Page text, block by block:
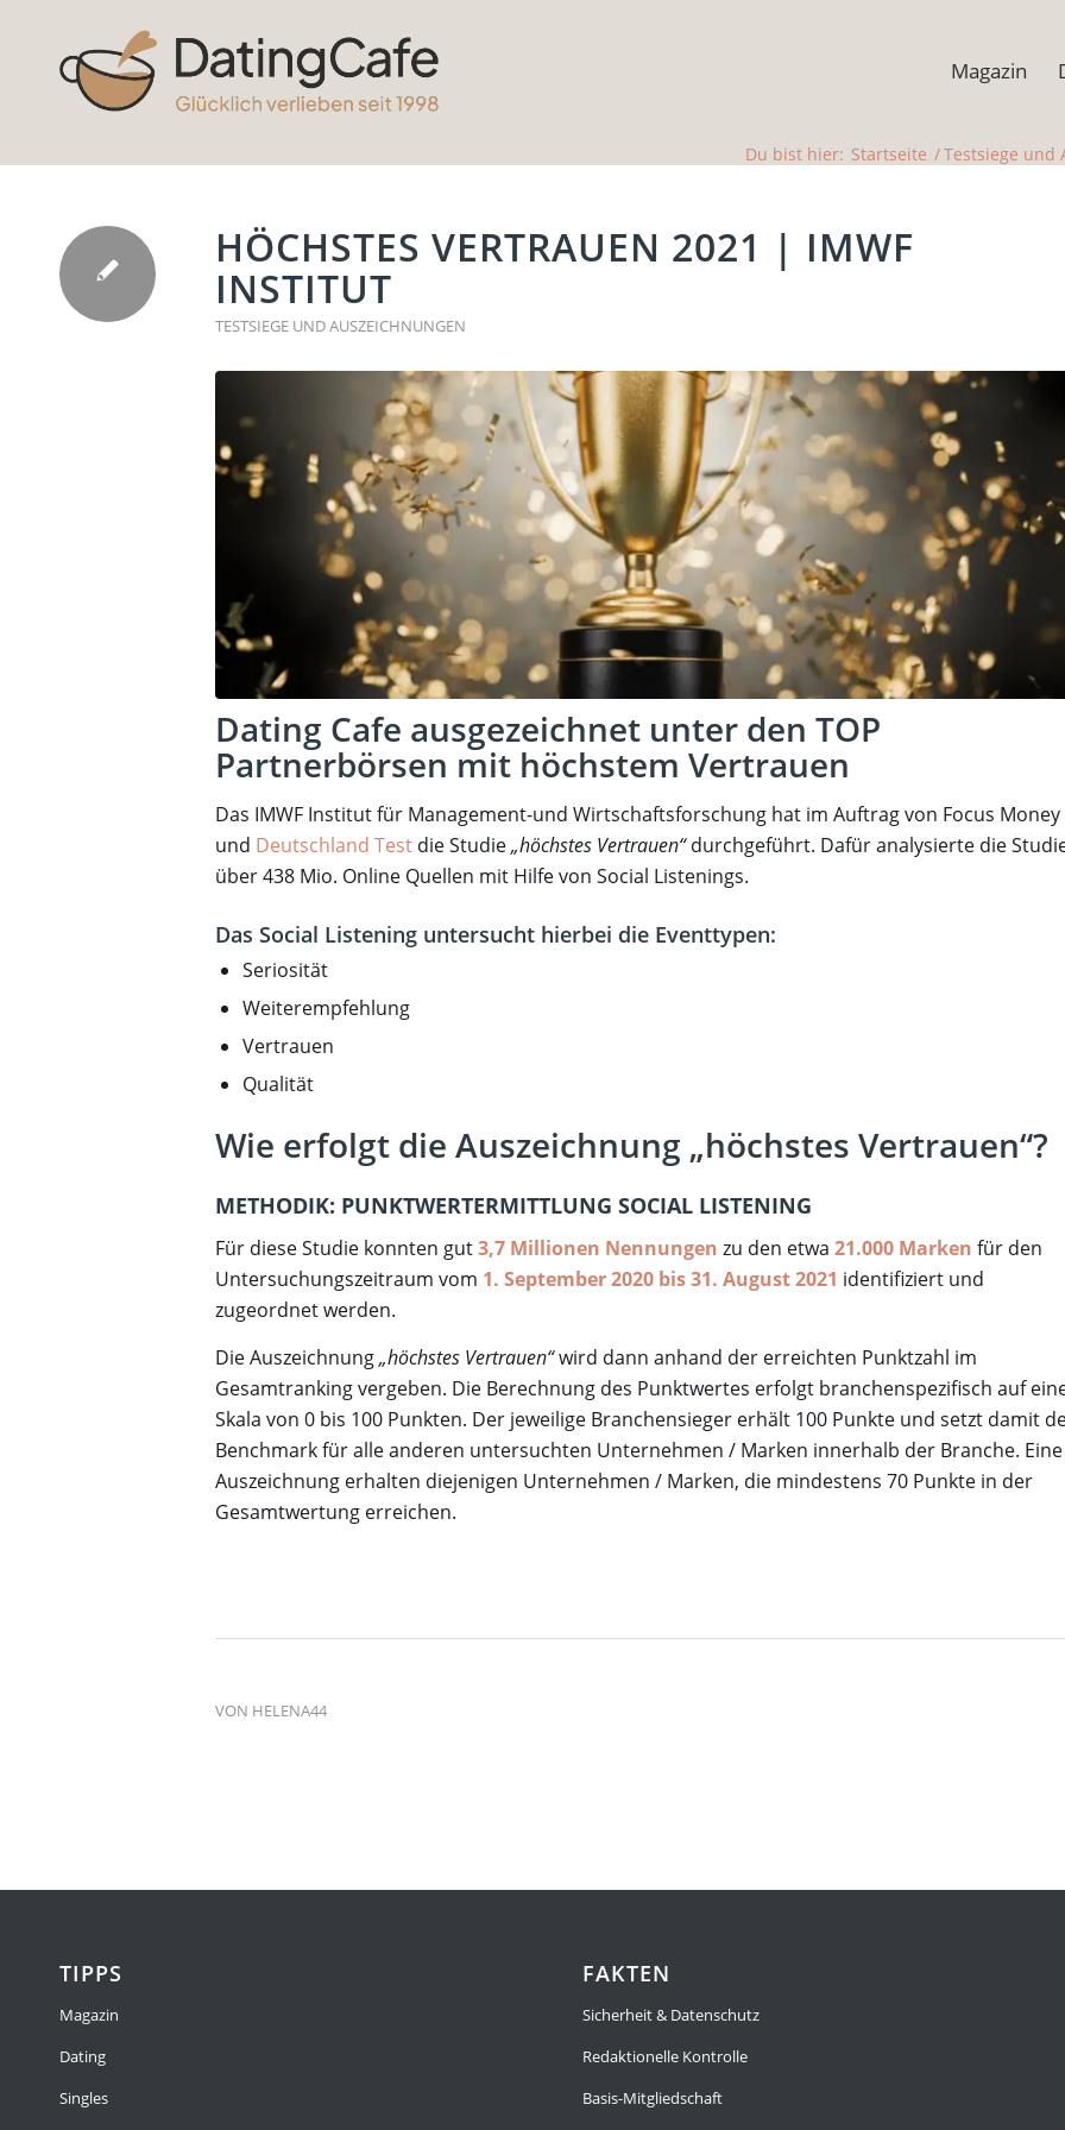
Magazin
Du bist hier: Startseite /Testsiege und
HÖCHSTES VERTRAUEN 2021 | IMWF
INSTITUT
TESTSIEGE UND AUSZEICHNUNGEN
Dating Cafe ausgezeichnet unter den TOP
Partnerbörsen mit höchstem Vertrauen
Das IMWF Institut für Management-und Wirtschaftsforschung hat im Auftrag von Focus Money
und Deutschland Test die Studie„höchstes Vertrauen“durchgeführt. Dafür analysierte die
über 438 Mio. Online Quellen mit Hilfe von Social Listenings.
Das Social Listening untersucht hierbei die Eventtypen:
Seriosität
Weiterempfehlung
Vertrauen
Qualität
Wie erfolgt die Auszeichnung „höchstes Vertrauen“?
METHODIK: PUNKTWERTERMITTLUNG SOCIAL LISTENING
Für diese Studie konnten gut3,7 Millionen Nennungen zu den etwa 21.000 Marken für den
Untersuchungszeitraum vom 1. September 2020 bis 31. August 2021 identifiziert und
zugeordnet werden.
Die Auszeichnung„höchstes Vertrauen“wird dann anhand der erreichten Punktzahl im
Gesamtranking vergeben. Die Berechnung des Punktwertes erfolgt branchenspezifisch auf
Skala von 0 bis 100 Punkten. Der jeweilige Branchensieger erhält 100 Punkte und setzt damit
Benchmark für alle anderen untersuchten Unternehmen / Marken innerhalb der Branche. Eine
Auszeichnung erhalten diejenigen Unternehmen / Marken, die mindestens 70 Punkte in der
Gesamtwertung erreichen.
VON HELENA44
TIPPS
Magazin
Dating
Singles
FAKTEN
Sicherheit & Datenschutz
Redaktionelle Kontrolle
Basis-Mitgliedschaft